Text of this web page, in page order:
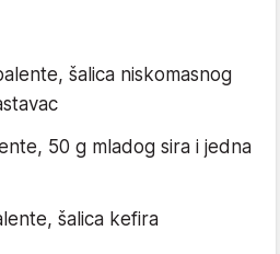
šalica niskomasnog
50 g mladog sira i jedna
šalica kefira